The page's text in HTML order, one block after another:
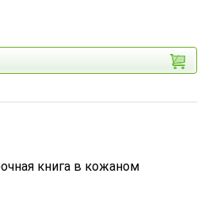
книга в кожаном